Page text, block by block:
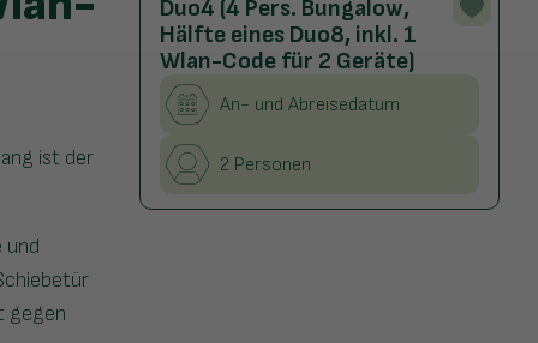
Duo4 (4 Pers. Bungalow,
Hälfte eines Duo8, inkl. 1
Wlan-Code für 2 Geräte)
An- und Abreisedatum
2 Personen
ist der
und
gegen